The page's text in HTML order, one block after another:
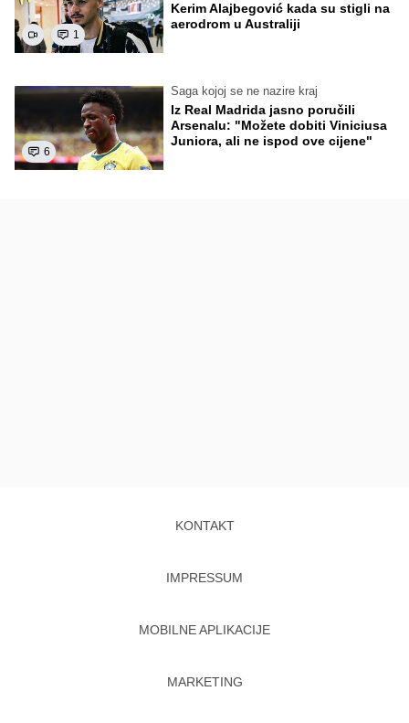
1
Kerim Alajbegović kada su stigli na
aerodrom u Australiji
6
Saga kojoj se ne nazire kraj
Iz Real Madrida jasno poručili
Arsenalu: "Možete dobiti Viniciusa
Juniora, ali ne ispod ove cijene"
KONTAKT
IMPRESSUM
MOBILNE APLIKACIJE
MARKETING